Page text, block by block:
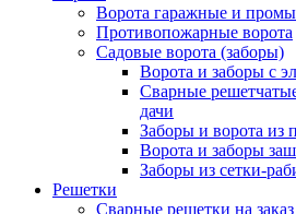
Ворота гаражные и
Противопожарные ворота
Садовые ворота (заборы)
Ворота и заборы с
Сварные
дачи
Заборы и ворота из
Ворота и заборы
Заборы из сетки-
Решетки
Сварные решетки на заказ